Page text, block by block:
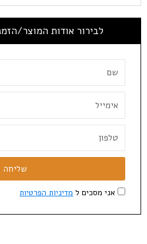
לבירור אודות המוצר/
אני מסכים ל מדיניות הפרטיות
שליחה